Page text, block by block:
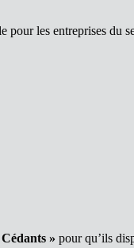
pour les entreprises du
» pour qu’ils